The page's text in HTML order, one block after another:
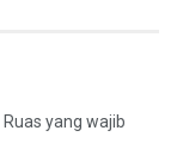
Ruas yang wajib